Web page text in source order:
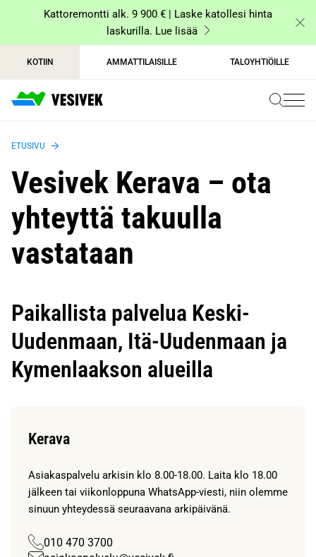
sisältöönKattoremontti alk. 9 900 € | Laske katollesi hinta
laskurilla. Lue lisää
KOTIIN AMMATTILAISILLE TALOYHTIÖILLE
ETUSIVU
Vesivek Kerava – ota
yhteyttä takuulla
vastataan
Paikallista palvelua Keski-
Uudenmaan, Itä-Uudenmaan ja
Kymenlaakson alueilla
Kerava
Asiakaspalvelu arkisin klo 8.00-18.00. Laita klo 18.00
jälkeen tai viikonloppuna WhatsApp-viesti, niin olemme
sinuun yhteydessä seuraavana arkipäivänä.
010 470 3700